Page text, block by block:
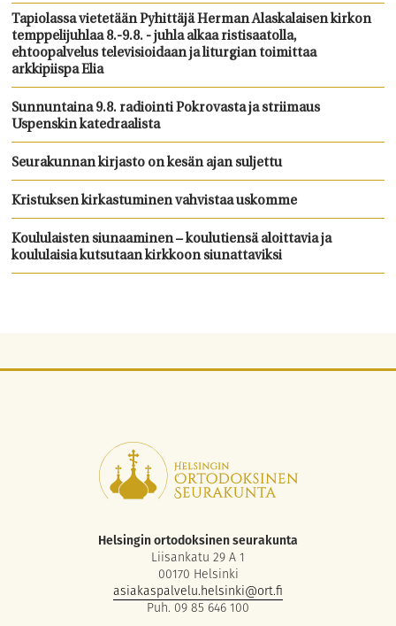
Tapiolassa vietetään Pyhittäjä Herman Alaskalaisen kirkon
temppelijuhlaa 8.-9.8. - juhla alkaa ristisaatolla,
ehtoopalvelus televisioidaan ja liturgian toimittaa
arkkipiispa Elia
Sunnuntaina 9.8. radiointi Pokrovasta ja striimaus
Uspenskin katedraalista
Seurakunnan kirjasto on kesän ajan suljettu
Kristuksen kirkastuminen vahvistaa uskomme
Koululaisten siunaaminen – koulutiensä aloittavia ja
koululaisia kutsutaan kirkkoon siunattaviksi
Helsingin ortodoksinen seurakunta
Liisankatu 29 A 1
00170 Helsinki
asiakaspalvelu.helsinki@ort.fi
Puh. 09 85 646 100